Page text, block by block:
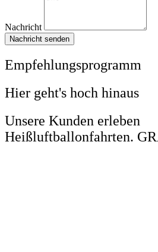
Nachricht
Nachricht senden
Empfehlungsprogramm
Hier geht's hoch hinaus
Unsere Kunden erleben
Heißluftballonfahrten.